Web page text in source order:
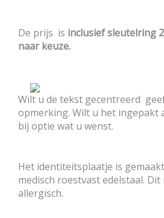
De prijs is inclusief sleutelring
naar keuze.
Wilt u de tekst gecentreerd
opmerking. Wilt u het ingepakt
bij optie wat u wenst.
Het identiteitsplaatje is
medisch roestvast edelstaal.
allergisch.